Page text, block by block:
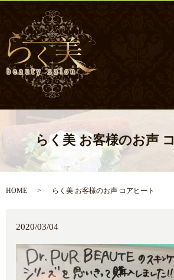
らく美 お客様のお声
HOME らく美 お客様のお声 コアヒート
2020/03/04